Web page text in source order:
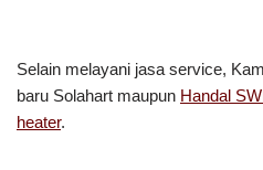
Selain melayani jasa service,
baru Solahart maupun Handal
heater.